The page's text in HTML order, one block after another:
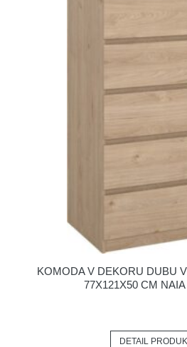
KOMODA V DEKORU DUBU
77X121X50 CM
DETAIL